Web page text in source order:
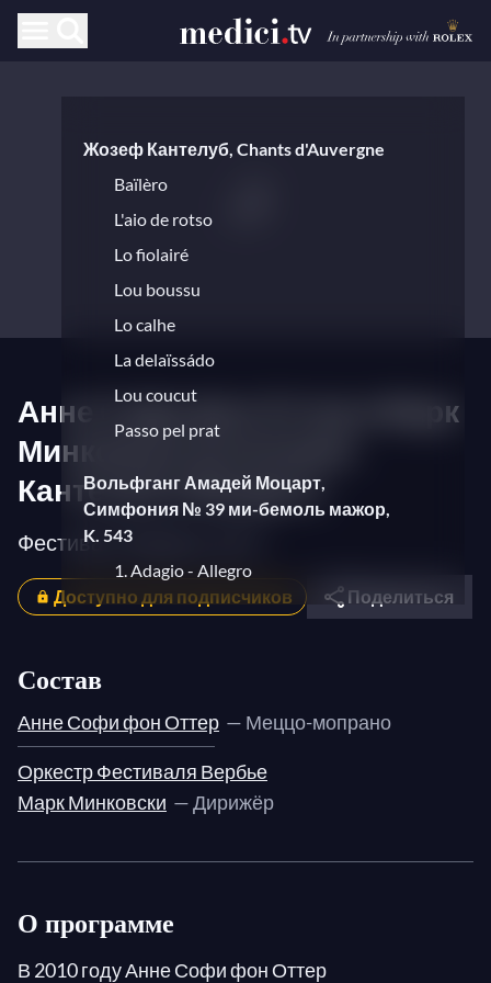
Жозеф Кантелуб, Chants d'Auvergne
Baïlèro
L'aio de rotso
Lo fiolairé
Lou boussu
Lo calhe
La delaïssádo
Lou coucut
Passo pel prat
Вольфганг Амадей Моцарт,
Симфония № 39 ми-бемоль мажор,
K. 543
1. Adagio - Allegro
2. Andante con moto
Анне Софи фон Оттер и Марк
Минковски исполняют
Кантелуб и Моцарта
Фестиваль Вербье 2010
Доступно для подписчиков Поделиться
Состав
Анне Софи фон Оттер — Меццо-мопрано
Оркестр Фестиваля Вербье
Марк Минковски — Дирижёр
О программе
В 2010 году Анне Софи фон Оттер